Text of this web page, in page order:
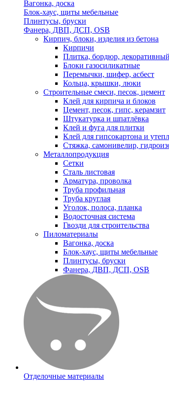
Вагонка, доска
Блок-хаус, щиты мебельные
Плинтусы, бруски
Фанера, ДВП, ДСП, OSB
Кирпич, блоки, изделия из бетона
Кирпичи
Плитка, бордюр,
Блоки газосиликатные
Перемычки, шифер, асбест
Кольца, крышки, люки
Строительные смеси, песок, цемент
Клей для кирпича и блоков
Цемент, песок, гипс, керамзит
Штукатурка и шпатлёвка
Клей и фуга для плитки
Клей для гипсокартона и
Стяжка, самонивелир,
Металлопродукция
Сетки
Сталь листовая
Арматура, проволка
Труба профильная
Труба круглая
Уголок, полоса, планка
Водосточная система
Гвозди для строительства
Пиломатериалы
Вагонка, доска
Блок-хаус, щиты мебельные
Плинтусы, бруски
Фанера, ДВП, ДСП, OSB
Отделочные материалы